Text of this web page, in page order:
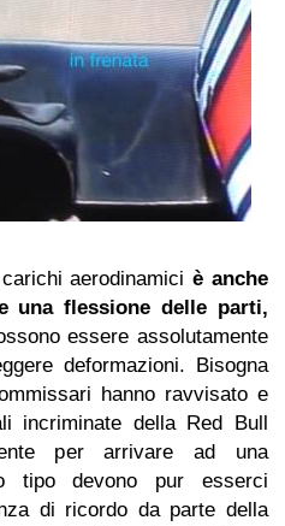
aerodinamiciè anche
una flessione delle parti,
essere assolutamente
deformazioni. Bisogna
hanno ravvisato e
incriminate della Red Bull
per arrivare ad una
tipo devono pur esserci
di ricordo da parte della